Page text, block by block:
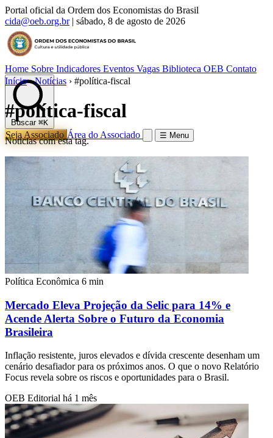
Portal oficial da Ordem dos Economistas do Brasil
cida@oeb.org.br | sábado, 8 de agosto de 2026
Home Sobre Indicadores Eventos Vagas Biblioteca OEB Contato
Buscar ⌘K
Seja AssociadoÁrea do Associado ☰ Menu
Início › Notícias › #política-fiscal
#política-fiscal
Notícias com esta tag.
Política Econômica 6 min
Mercado Eleva Projeção da Selic para 14% e
Acende Alerta Sobre o Futuro da Economia
Brasileira
Inflação resistente, juros elevados e dívida crescente desenham um
cenário desafiador para os próximos anos. O que o novo Relatório
Focus revela sobre os riscos e oportunidades para o Brasil.
OEB Editorial há 1 mês